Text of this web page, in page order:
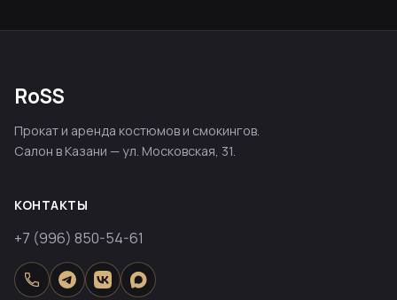
RoSS
Прокат и аренда костюмов и смокингов.
Салон в Казани — ул. Московская, 31.
КОНТАКТЫ
+7 (996) 850-54-61